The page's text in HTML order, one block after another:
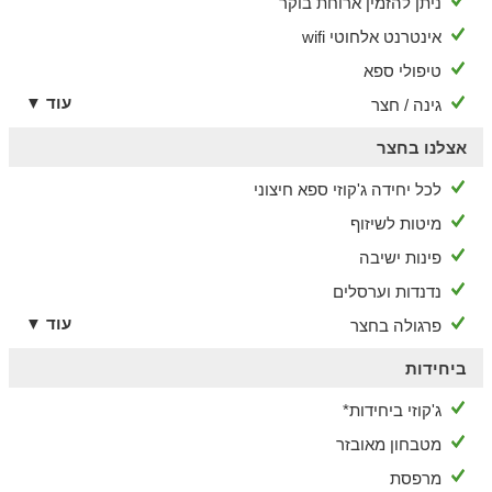
הסביבה
מבלים בתל אביב - והרכב נשאר בחנייה
מצוינות, חנויות בוטיק, שווקים תוססים, בתי קפה, רצועת חוף
אינטרנט אלחוטי wifi
טיפולי ספא
גינה / חצר
עוד ▼
אצלנו בחצר
לכל יחידה ג'קוזי ספא חיצוני
מיטות לשיזוף
פינות ישיבה
נדנדות וערסלים
פרגולה בחצר
עוד ▼
ביחידות
ג'קוזי ביחידות*
מטבחון מאובזר
מרפסת